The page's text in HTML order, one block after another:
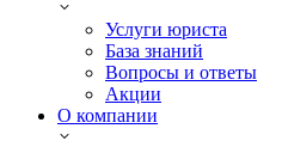
Услуги юриста
База знаний
Вопросы и ответы
Акции
О компании